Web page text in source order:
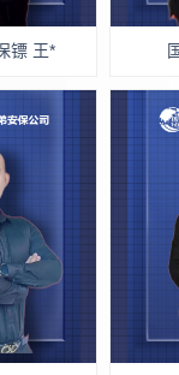
镖 王*